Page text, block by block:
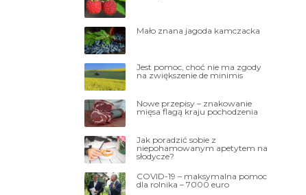
Mało znana jagoda kamczacka
Jest pomoc, choć nie ma zgody
na zwiększenie de minimis
Nowe przepisy – znakowanie
mięsa flagą kraju pochodzenia
Jak poradzić sobie z
niepohamowanym apetytem na
słodycze?
COVID-19 – maksymalna pomoc
dla rolnika – 7000 euro